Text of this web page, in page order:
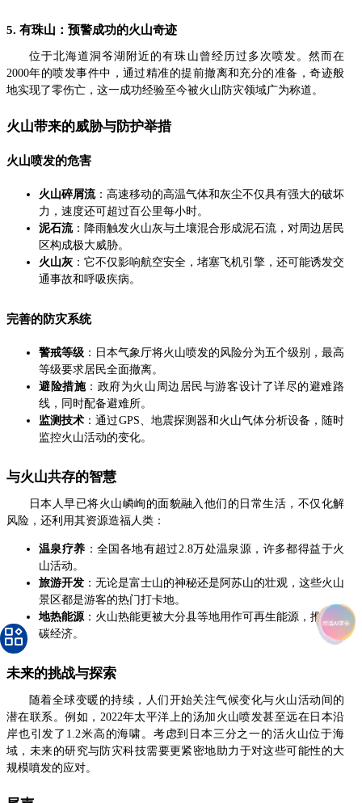
5. 有珠山：预警成功的火山奇迹
位于北海道洞爷湖附近的有珠山曾经历过多次喷发。然而在
2000年的喷发事件中，通过精准的提前撤离和充分的准备，奇迹般
地实现了零伤亡，这一成功经验至今被火山防灾领域广为称道。
火山带来的威胁与防护举措
火山喷发的危害
火山碎屑流：高速移动的高温气体和灰尘不仅具有强大的破坏
力，速度还可超过百公里每小时。
泥石流：降雨触发火山灰与土壤混合形成泥石流，对周边居民
区构成极大威胁。
火山灰 ：它不仅影响航空安全，堵塞飞机引擎，还可能诱发交
通事故和呼吸疾病。
完善的防灾系统
警戒等级 ：日本气象厅将火山喷发的风险分为五个级别，最高
等级要求居民全面撤离。
避险措施：政府为火山周边居民与游客设计了详尽的避难路
线，同时配备避难所。
监测技术 ：通过GPS、地震探测器和火山气体分析设备，随时
监控火山活动的变化。
与火山共存的智慧
日本人早已将火山嶙峋的面貌融入他们的日常生活，不仅化解
风险，还利用其资源造福人类：
温泉疗养 ：全国各地有超过2.8万处温泉源，许多都得益于火
山活动。
旅游开发 ：无论是富士山的神秘还是阿苏山的壮观，这些火山
景区都是游客的热门打卡地。
地热能源 ：火山热能更被大分县等地用作可再生能源，推动低
碳经济。
未来的挑战与探索
随着全球变暖的持续，人们开始关注气候变化与火山活动间的
潜在联系。例如，2022年太平洋上的汤加火山喷发甚至远在日本沿
岸也引发了1.2米高的海啸。考虑到日本三分之一的活火山位于海
域，未来的研究与防灾科技需要更紧密地助力于对这些可能性的大
规模噴发的应对。